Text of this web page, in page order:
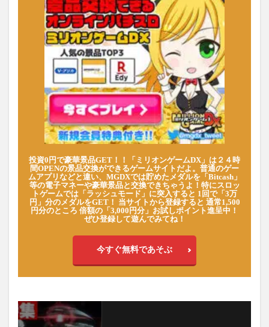
投資0円で豪華景品GET！！「ミリオンゲームDX」は２４時
間OPENの景品交換ができるゲームサイトだよ。普通のゲー
ムアプリなどと違い、MGDXでは貯めたメダルを「Bitcash」
等の電子マネーや豪華景品と交換できちゃうよ！特にスロッ
トゲームでは「ラッシュモード」に突入すると 1回で「3万
円」分のメダルをGET！ 当サイトから登録すると 通常1,500
円分のところ 倍額の「3,000円分」お試しポイント進呈中！
ぜひ登録して遊んでみてね！
今すぐ無料であそぶ